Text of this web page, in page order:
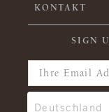
KONTAKT
SIGN